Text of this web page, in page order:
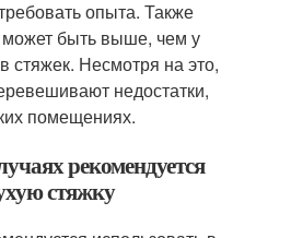
опыта. Также
быть выше, чем у
стяжек. Несмотря на это,
недостатки,
помещениях.
рекомендуется
стяжку